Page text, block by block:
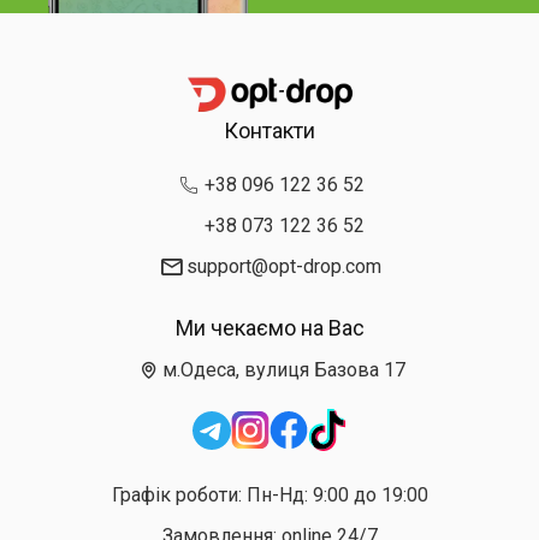
Контакти
+38 096 122 36 52
+38 073 122 36 52
support@opt-drop.com
Ми чекаємо на Вас
м.Одеса, вулиця Базова 17
Графік роботи: Пн-Нд: 9:00 до 19:00